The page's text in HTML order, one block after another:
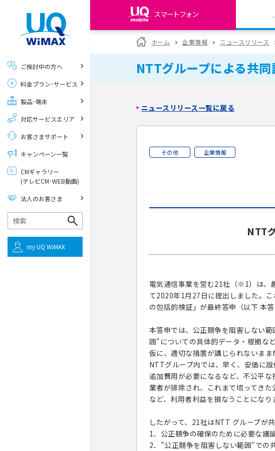
スマートフォン
my UQ WiMAX
UQ WiMAX ご契約の方
My UQ mobile
UQ mobile
ホーム 企業情報 ニュースリリース
NTTグループによる共
ニュースリリース一覧に戻る
その他 企業情報
NTT
電気通信事業を営む21社（※1）は、
て2020年1月27日に提出しました。
の包括的検証」が最終答申（以下 本
本答申では、公正競争を阻害しない
囲"についての具体的データ・根拠な
仮に、適切な措置が講じられないま
NTTグループ内では、早く、安価に
追加費用が必要になるなど、不公平
業者が排除され、これまで培ってき
など、利用者利益を損なうことになり
したがって、21社はNTT グループが
1．公正競争の確保のために必要な議
2．"公正競争を阻害しない範囲"での
ご検討中の方へ
料金プラン･サービス
製品･端末
対応サービスエリア
お客さまサポート
キャンペーン一覧
CMギャラリー
(テレビCM･WEB動画)
法人のお客さま
my UQ WiMAX